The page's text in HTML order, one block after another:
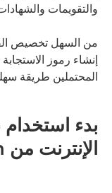
والتقويمات
من السهل تخصيص
إنشاء رموز
المحتملين طريقة
بدء
الإنترنت من Canon